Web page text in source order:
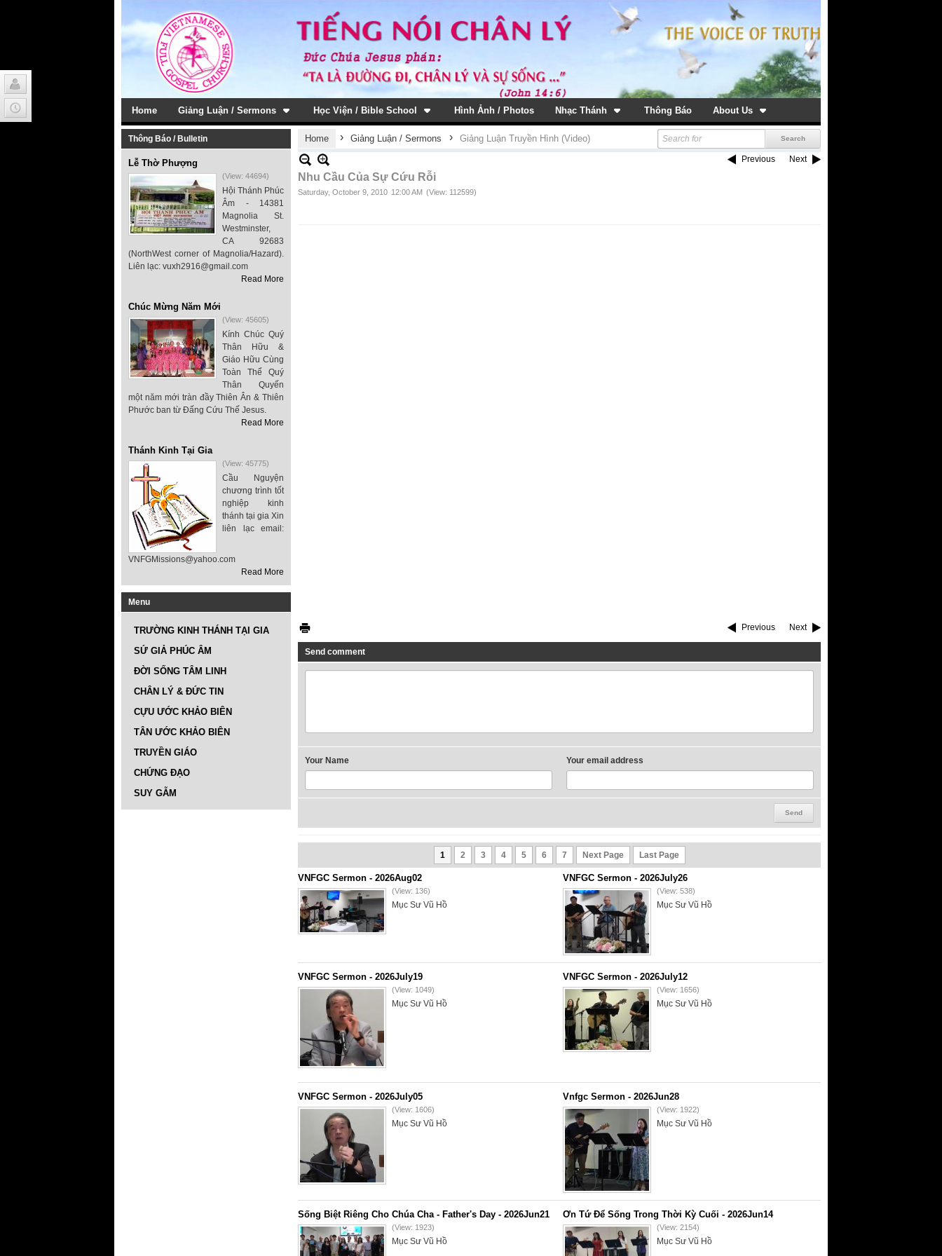
Home Giảng Luận / Sermons Học Viện / Bible School Hình Ảnh / Photos Nhạc Thánh Thông Báo About Us
Thông Báo / Bulletin
Lễ Thờ Phượng
(View: 44694)
Hội Thánh Phúc
Âm - 14381
Magnolia St.
Westminster,
CA 92683
(NorthWest corner of Magnolia/Hazard).
Liên lạc: vuxh2916@gmail.com
Read More
Chúc Mừng Năm Mới
(View: 45605)
Kính Chúc Quý
Thân Hữu &
Giáo Hữu Cùng
Toàn Thể Quý
Thân Quyến
một năm mới tràn đầy Thiên Ân & Thiên
Phước ban từ Đấng Cứu Thế Jesus.
Read More
Thánh Kinh Tại Gia
(View: 45775)
Cầu Nguyện
chương trình tốt
nghiệp kinh
thánh tại gia Xin
liên lạc email:
VNFGMissions@yahoo.com
Read More
Menu
TRƯỜNG KINH THÁNH TẠI GIA
SỨ GIẢ PHÚC ÂM
ĐỜI SỐNG TÂM LINH
CHÂN LÝ & ĐỨC TIN
CỰU ƯỚC KHẢO BIÊN
TÂN ƯỚC KHẢO BIÊN
TRUYỀN GIÁO
CHỨNG ĐẠO
SUY GẪM
Home › Giảng Luận / Sermons › Giảng Luận Truyền Hình (Video)
Previous Next
Nhu Cầu Của Sự Cứu Rỗi
Saturday, October 9, 2010 12:00 AM (View: 112599)
Previous Next
Send comment
Your Name Your email address
1 2 3 4 5 6 7 Next Page Last Page
VNFGC Sermon - 2026Aug02
(View: 136)
Mục Sư Vũ Hồ
VNFGC Sermon - 2026July26
(View: 538)
Mục Sư Vũ Hồ
VNFGC Sermon - 2026July19
(View: 1049)
Mục Sư Vũ Hồ
VNFGC Sermon - 2026July12
(View: 1656)
Mục Sư Vũ Hồ
VNFGC Sermon - 2026July05
(View: 1606)
Mục Sư Vũ Hồ
Vnfgc Sermon - 2026Jun28
(View: 1922)
Mục Sư Vũ Hồ
Sống Biệt Riêng Cho Chúa Cha - Father's Day - 2026Jun21
(View: 1923)
Mục Sư Vũ Hồ
Ơn Tứ Để Sống Trong Thời Kỳ Cuối - 2026Jun14
(View: 2154)
Mục Sư Vũ Hồ